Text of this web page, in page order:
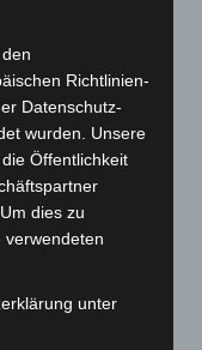
2026:
Rettung
testet Aufnahme
Godshorn tot
Richtlinien-
Datenschutz-
wurden. Unsere
Öffentlichkeit
dies zu
verwendeten
unter